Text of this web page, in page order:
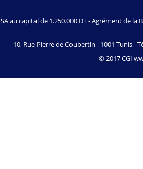
SA au capital de 1.250.000 DT - Agrément de la
10, Rue Pierre de Coubertin - 1001 Tunis -
© 2017 CGI